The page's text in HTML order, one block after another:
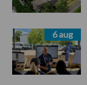
6 aug